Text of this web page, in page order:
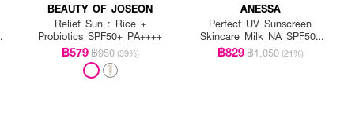
BEAUTY OF JOSEON
Relief Sun : Rice +
Probiotics SPF50+ PA++++
฿579฿950 (39%)
ANESSA
Perfect UV Sunscreen
Skincare Milk NA SPF50+
PA++++
฿829฿1,050 (21%)